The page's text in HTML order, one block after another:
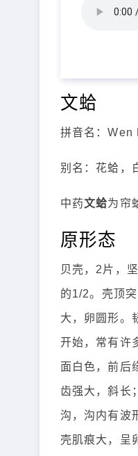
文蛤
拼音名：Wen
别名：花蛤，
中药文蛤为帘
原形态
贝壳，2片，
的1/2。壳顶
大，卵圆形。
开始，常有许
面白色，前后
齿强大，斜长
沟，沟内有波
壳肌痕大，呈